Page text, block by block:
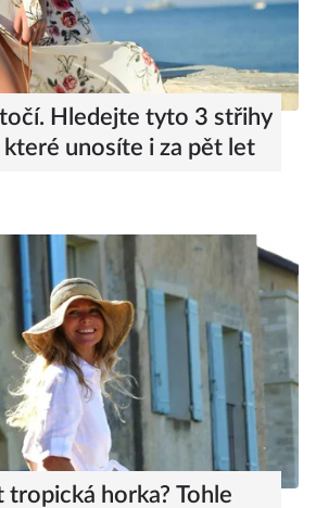
Hledejte tyto 3 střihy
které unosíte i za pět let
tropická horka? Tohle